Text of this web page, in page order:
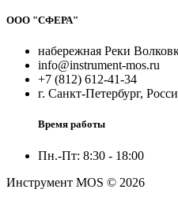
ООО "СФЕРА"
набережная Реки
info@instrument-mos.ru
+7 (812) 612-41-34
г. Санкт-Петербург,
Время работы
Пн.-Пт: 8:30 - 18:00
Инструмент MOS © 2026